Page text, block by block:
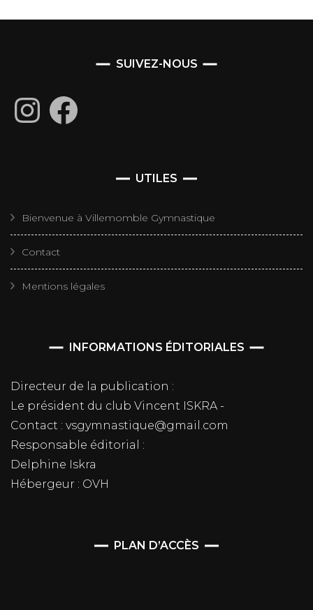
SUIVEZ-NOUS
InstagramFacebook
UTILES
Bienvenue à Villemomble Gymnastique
Contact
Mentions légales
INFORMATIONS ÉDITORIALES
Directeur de la publication :
Le président du club Vincent ISKRA -
Contact : vsgymnastique@gmail.com
Responsable éditorial :
Delphine Iskra
Hébergeur : OVH
PLAN D’ACCÈS